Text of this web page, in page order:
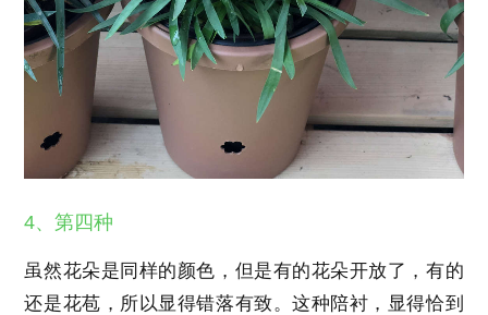
4、第四种
虽然花朵是同样的颜色，但是有的花朵开放了，有的
还是花苞，所以显得错落有致。这种陪衬，显得恰到